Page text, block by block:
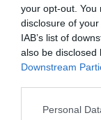
your opt-out. You
disclosure of
IAB’s list of
also be disclosed
Downstream
Personal
Activité
4 activités à
Le 19 décembre
Par Anaïs Martin
Villes &
Les 8 plus